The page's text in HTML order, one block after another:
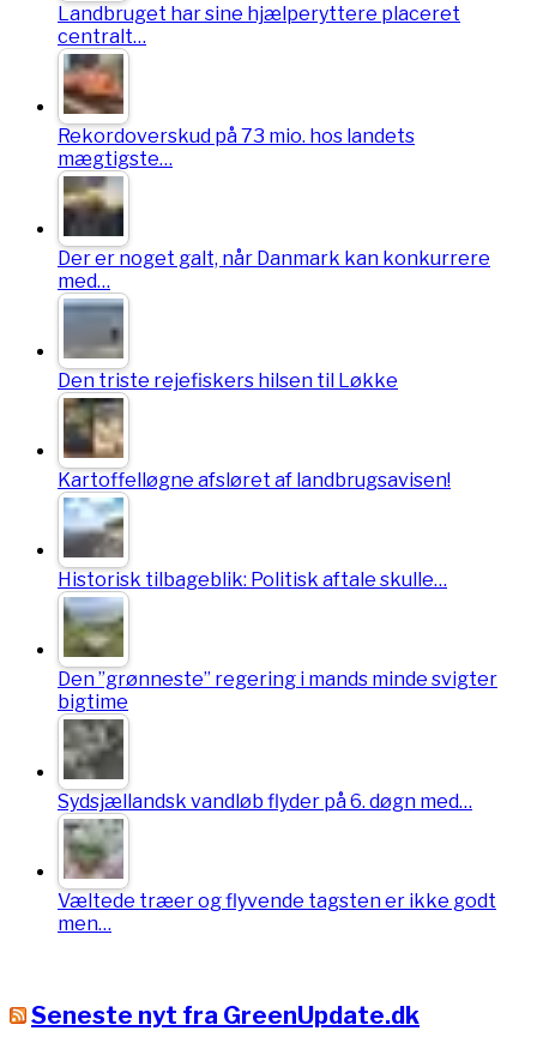
Landbruget har sine hjælperyttere placeret
centralt…
Rekordoverskud på 73 mio. hos landets
mægtigste…
Der er noget galt, når Danmark kan konkurrere
med…
Den triste rejefiskers hilsen til Løkke
Kartoffelløgne afsløret af landbrugsavisen!
Historisk tilbageblik: Politisk aftale skulle…
Den ”grønneste” regering i mands minde svigter
bigtime
Sydsjællandsk vandløb flyder på 6. døgn med…
Væltede træer og flyvende tagsten er ikke godt
men…
Seneste nyt fra GreenUpdate.dk